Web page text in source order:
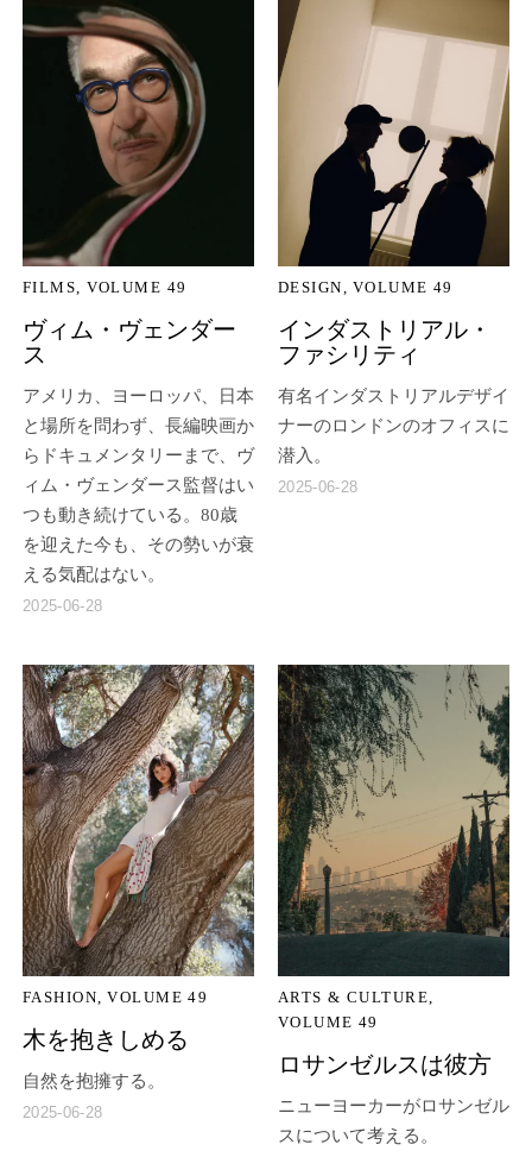
FILMS VOLUME 49
ヴィム・ヴェンダー
ス
アメリカ、ヨーロッパ、日本
と場所を問わず、長編映画か
らドキュメンタリーまで、ヴ
ィム・ヴェンダース監督はい
つも動き続けている。80歳
を迎えた今も、その勢いが衰
える気配はない。
2025-06-28
DESIGN VOLUME 49
インダストリアル・
ファシリティ
有名インダストリアルデザイ
ナーのロンドンのオフィスに
潜入。
2025-06-28
FASHION VOLUME 49
木を抱きしめる
自然を抱擁する。
2025-06-28
ARTS & CULTURE
VOLUME 49
ロサンゼルスは彼方
ニューヨーカーがロサンゼル
スについて考える。